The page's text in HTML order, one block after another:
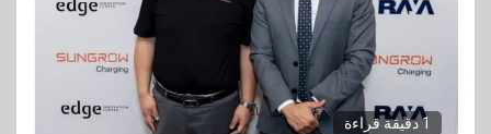
1 دقيقة قراءة